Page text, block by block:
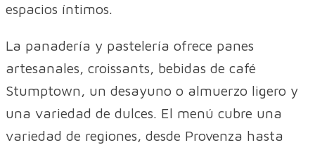
espacios íntimos.
La panadería y pastelería ofrece panes
artesanales, croissants, bebidas de café
Stumptown, un desayuno o almuerzo ligero y
una variedad de dulces. El menú cubre una
variedad de regiones, desde Provenza hasta